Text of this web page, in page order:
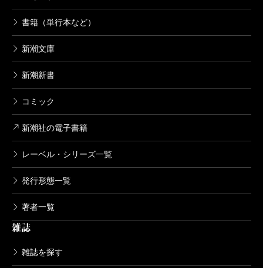
書籍（単行本など）
新潮文庫
新潮新書
コミック
新潮社の電子書籍
レーベル・シリーズ一覧
発行形態一覧
著者一覧
雑誌
雑誌を探す